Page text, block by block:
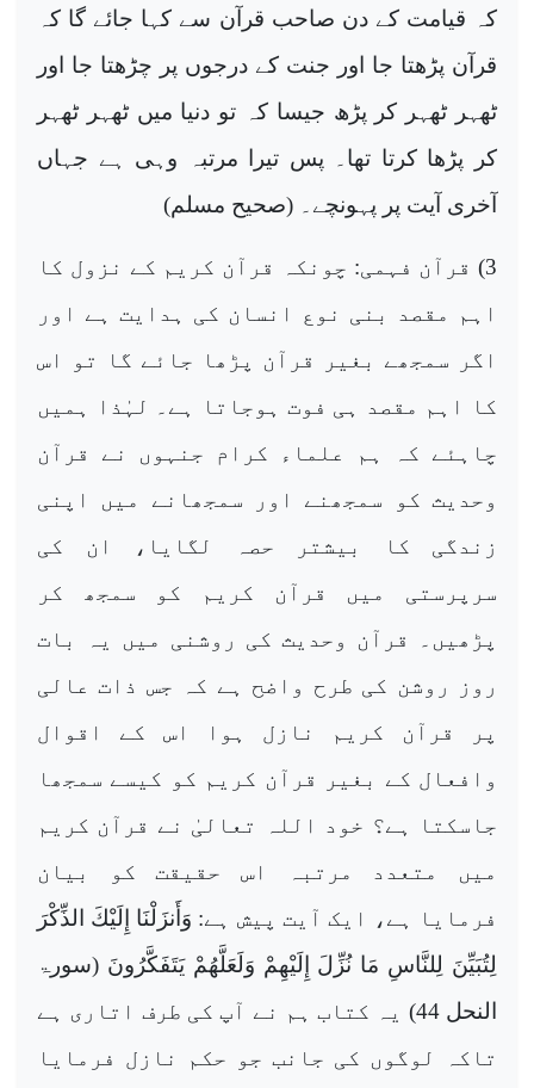
کہ قیامت کے دن صاحب قرآن سے کہا جائے گا کہ
قرآن پڑھتا جا اور جنت کے درجوں پر چڑھتا جا اور
ٹھہر ٹھہر کر پڑھ جیسا کہ تو دنیا میں ٹھہر ٹھہر
کر پڑھا کرتا تھا۔ پس تیرا مرتبہ وہی ہے جہاں
آخری آیت پر پہونچے۔ (صحیح مسلم)
3)
قرآن فہمی: چونکہ قرآن کریم کے نزول کا
اہم مقصد بنی نوع انسان کی ہدایت ہے اور
اگر سمجھے بغیر قرآن پڑھا جائے گا تو اس
کا اہم مقصد ہی فوت ہوجاتا ہے۔ لہٰذا ہمیں
چاہئے کہ ہم علماء کرام جنہوں نے قرآن
وحدیث کو سمجھنے اور سمجھانے میں اپنی
زندگی کا بیشتر حصہ لگایا، ان کی
سرپرستی میں قرآن کریم کو سمجھ کر
پڑھیں۔ قرآن وحدیث کی روشنی میں یہ بات
روز روشن کی طرح واضح ہے کہ جس ذات عالی
پر قرآن کریم نازل ہوا اس کے اقوال
وافعال کے بغیر قرآن کریم کو کیسے سمجھا
جاسکتا ہے؟ خود اللہ تعالیٰ نے قرآن کریم
میں متعدد مرتبہ اس حقیقت کو بیان
فرمایا ہے، ایک آیت پیش ہے: وَأَنزَلْنَا إِلَيْكَ الذِّكْرَ
لِتُبَيِّنَ لِلنَّاسِ مَا نُزِّلَ إِلَيْهِمْ وَلَعَلَّهُمْ يَتَفَكَّرُونَ (سورۃ
النحل44
) یہ کتاب ہم نے آپ کی طرف اتاری ہے
تاکہ لوگوں کی جانب جو حکم نازل فرمایا